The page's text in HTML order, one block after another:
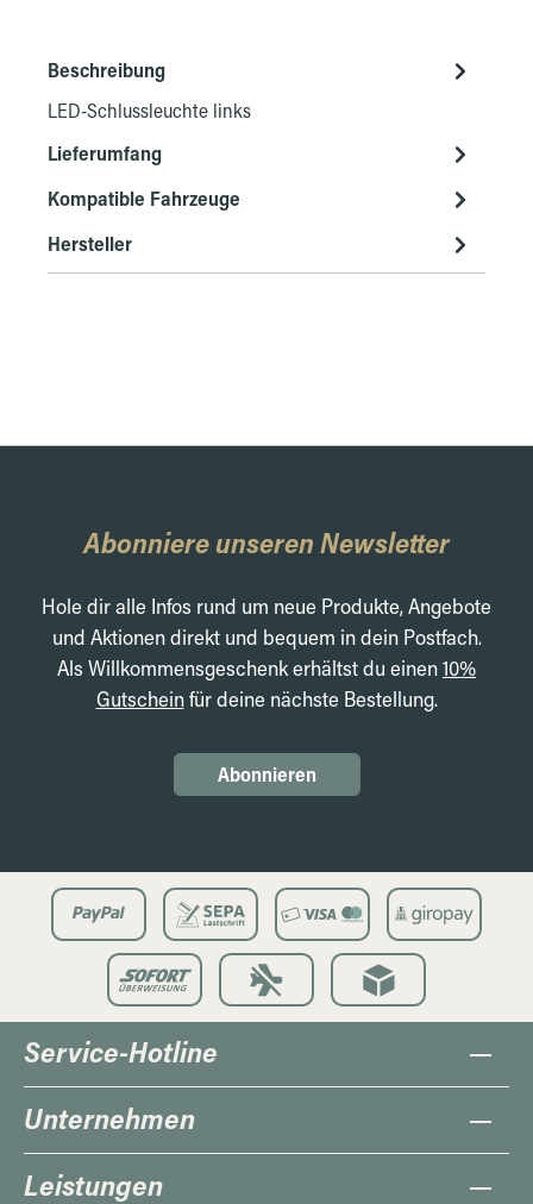
Beschreibung
LED-Schlussleuchte links
Lieferumfang
Kompatible Fahrzeuge
Hersteller
Abonniere unseren Newsletter
Hole dir alle Infos rund um neue Produkte, Angebote
und Aktionen direkt und bequem in dein Postfach.
Als Willkommensgeschenk erhältst du einen10%
Gutscheinfür deine nächste Bestellung.
Abonnieren
Service-Hotline
Unternehmen
Leistungen